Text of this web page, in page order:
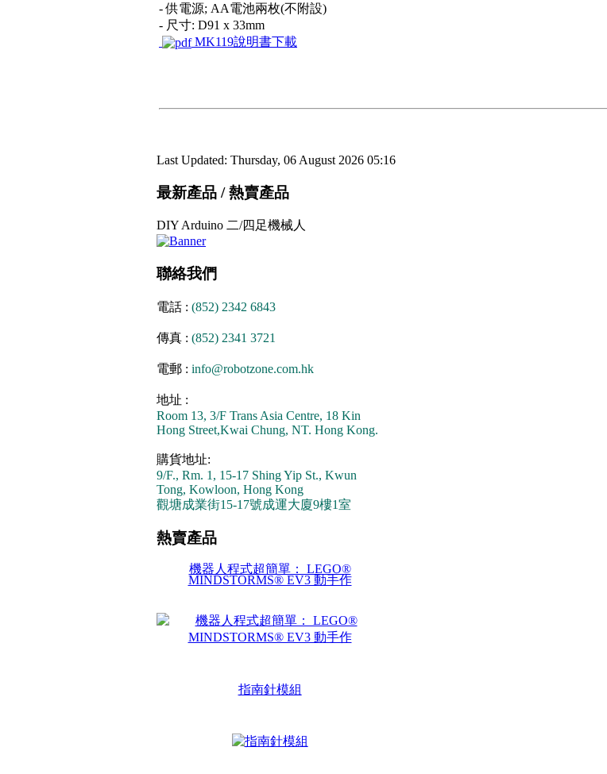
- 供電源; AA電池兩枚(不附設)
- 尺寸: D91 x 33mm
MK119說明書下載
Last Updated: Thursday, 06 August 2026 05:16
最新產品 / 熱賣產品
DIY Arduino 二/四足機械人
聯絡我們
電話 : (852) 2342 6843
傳真 : (852) 2341 3721
電郵 : info@robotzone.com.hk
地址 :
Room 13, 3/F Trans Asia Centre, 18 Kin
Hong Street,Kwai Chung, NT. Hong Kong.
購貨地址:
9/F., Rm. 1, 15-17 Shing Yip St., Kwun
Tong, Kowloon, Hong Kong
觀塘成業街15-17號成運大廈9樓1室
熱賣產品
機器人程式超簡單： LEGO®
MINDSTORMS® EV3 動手作
指南針模組